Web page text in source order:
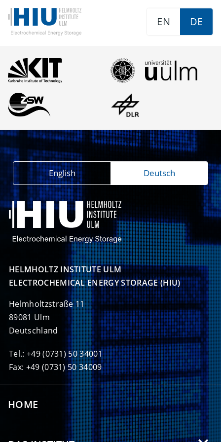
EN DE
HELMHOLTZ INSTITUTE ULM
ELECTROCHEMICAL ENERGY STORAGE (HIU)
Helmholtzstraße 11
89081 Ulm
Deutschland
Tel.: +49 (0731) 50 34001
Fax: +49 (0731) 50 34009
English Deutsch
HOME